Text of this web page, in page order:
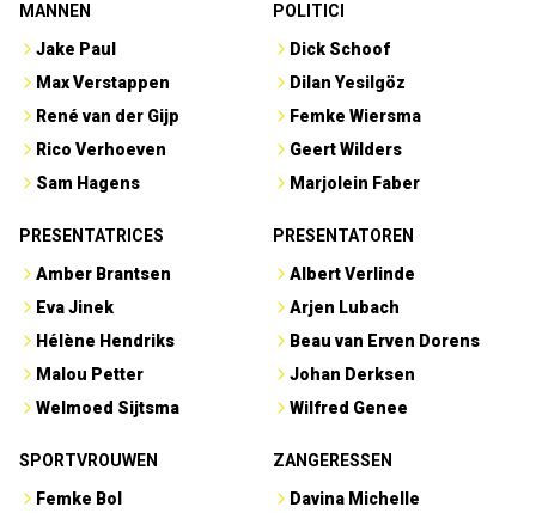
MANNEN
Jake Paul
Max Verstappen
René van der Gijp
Rico Verhoeven
Sam Hagens
POLITICI
Dick Schoof
Dilan Yesilgöz
Femke Wiersma
Geert Wilders
Marjolein Faber
PRESENTATRICES
Amber Brantsen
Eva Jinek
Hélène Hendriks
Malou Petter
Welmoed Sijtsma
PRESENTATOREN
Albert Verlinde
Arjen Lubach
Beau van Erven Dorens
Johan Derksen
Wilfred Genee
SPORTVROUWEN
Femke Bol
ZANGERESSEN
Davina Michelle